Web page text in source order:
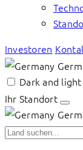
Investoren
Dark and
Ihr Standort